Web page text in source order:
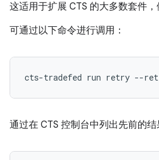
这适用于扩展 CTS 的大多数套件，
可通过以下命令进行调用：
cts-tradefed run retry --
通过在 CTS 控制台中列出先前的结